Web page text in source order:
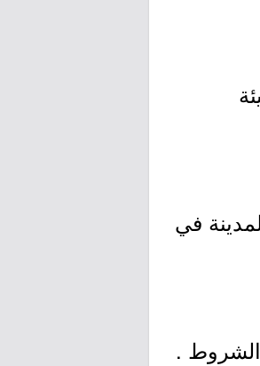
في
الشروط .